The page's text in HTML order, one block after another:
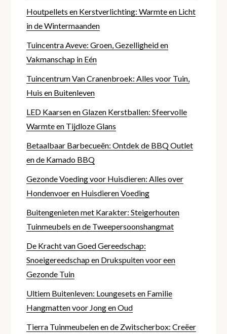
Houtpellets en Kerstverlichting: Warmte en Licht
in de Wintermaanden
Tuincentra Aveve: Groen, Gezelligheid en
Vakmanschap in Eén
Tuincentrum Van Cranenbroek: Alles voor Tuin,
Huis en Buitenleven
LED Kaarsen en Glazen Kerstballen: Sfeervolle
Warmte en Tijdloze Glans
Betaalbaar Barbecueën: Ontdek de BBQ Outlet
en de Kamado BBQ
Gezonde Voeding voor Huisdieren: Alles over
Hondenvoer en Huisdieren Voeding
Buitengenieten met Karakter: Steigerhouten
Tuinmeubels en de Tweepersoonshangmat
De Kracht van Goed Gereedschap:
Snoeigereedschap en Drukspuiten voor een
Gezonde Tuin
Ultiem Buitenleven: Loungesets en Familie
Hangmatten voor Jong en Oud
Tierra Tuinmeubelen en de Zwitscherbox: Creëer